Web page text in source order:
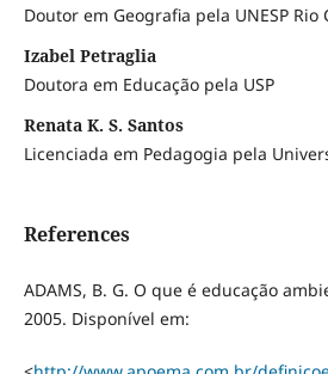
Doutor em Geografia pela UNESP Rio
Izabel Petraglia
Doutora em Educação pela USP
Renata K. S. Santos
Licenciada em Pedagogia pela
References
ADAMS, B. G. O que é educação
2005. Disponível em: